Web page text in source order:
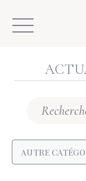
Search
AUTRE